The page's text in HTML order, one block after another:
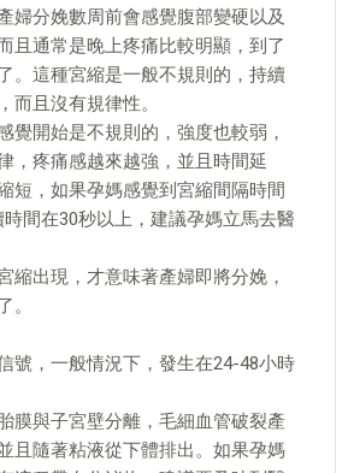
婦分娩數周前會感覺腹部變硬以及
且通常是晚上疼痛比較明顯，到了
。這種宮縮是一般不規則的，持續
而且沒有規律性。
覺開始是不規則的，強度也較弱，
，疼痛感越來越強，並且時間延
短，如果孕媽感覺到宮縮間隔時間
間在30秒以上，建議孕媽立馬去醫
縮出現，才意味著產婦即將分娩，
。
號，一般情況下，發生在24-48小時
膜與子宮壁分離，毛細血管破裂產
且隨著粘液從下體排出。如果孕媽